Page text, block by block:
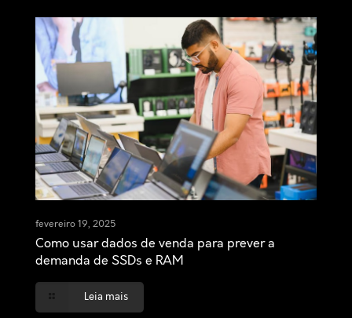
fevereiro 19, 2025
Como usar dados de venda para prever a
demanda de SSDs e RAM
Leia mais